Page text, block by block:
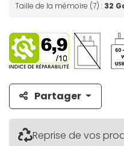
Taille de la mémoire (7) : 32
Partager
Reprise de vos